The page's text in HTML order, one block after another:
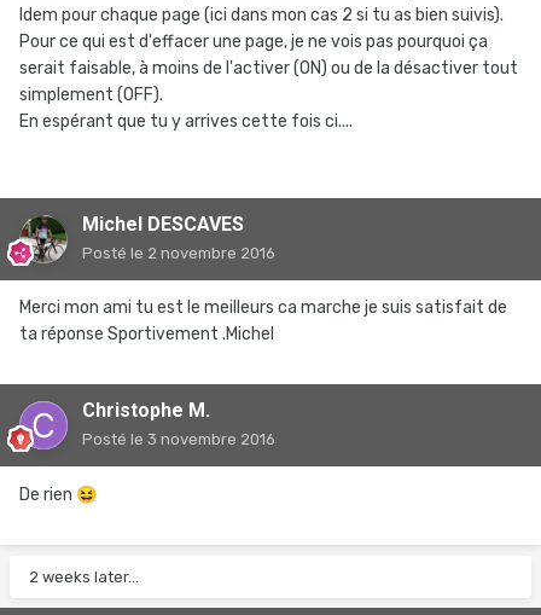
Idem pour chaque page (ici dans mon cas 2 si tu as bien suivis).
Pour ce qui est d'effacer une page, je ne vois pas pourquoi ça
serait faisable, à moins de l'activer (ON) ou de la désactiver tout
simplement (OFF).
En espérant que tu y arrives cette fois ci....
Michel DESCAVES
Posté le 2 novembre 2016
Merci mon ami tu est le meilleurs ca marche je suis satisfait de
ta réponse Sportivement .Michel
Christophe M.
Posté le 3 novembre 2016
De rien 😆
2 weeks later...